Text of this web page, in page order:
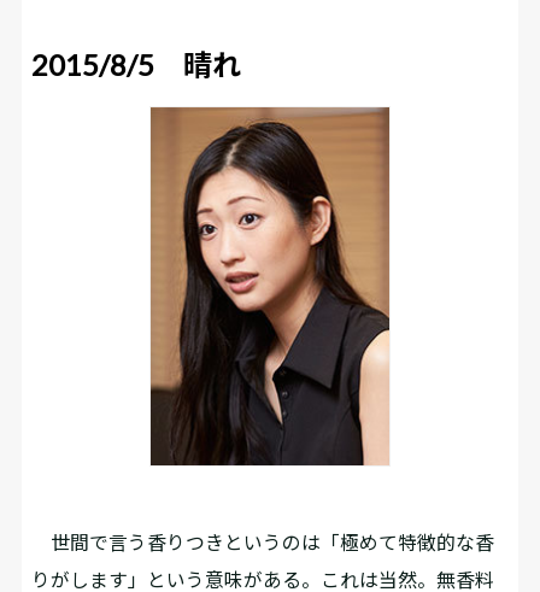
2015/8/5 晴れ
世間で言う香りつきというのは「極めて特徴的な香
りがします」という意味がある。これは当然。無香料